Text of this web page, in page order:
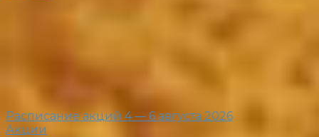
Расписание акций 4 — 6 августа 2026
Акции